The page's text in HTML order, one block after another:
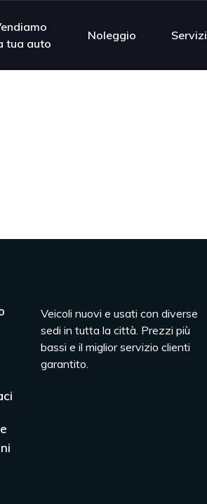
tua auto
Noleggio Servizi
Veicoli nuovi e usati con diverse
sedi in tutta la città. Prezzi più
bassi e il miglior servizio clienti
garantito.